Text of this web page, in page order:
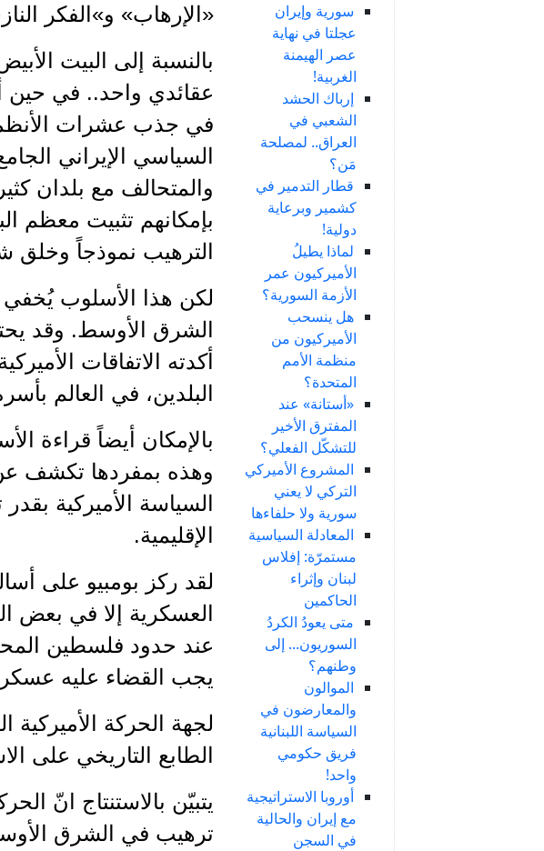
سورية وإيران
عجلتا في نهاية
عصر الهيمنة
الغربية!
إرباك الحشد
الشعبي في
العراق.. لمصلحة
مَن؟
قطار التدمير في
كشمير وبرعاية
دولية!
لماذا يطيلُ
الأميركيون عمر
الأزمة السورية؟
هل ينسحب
الأميركيون من
منظمة الأمم
المتحدة؟
«أستانة» عند
المفترق الأخير
للتشكّل الفعلي؟
المشروع الأميركي
التركي لا يعني
سورية ولا حلفاءها
المعادلة السياسية
مستمرّة: إفلاس
لبنان وإثراء
الحاكمين
متى يعودُ الكردُ
السوريون... إلى
وطنهم؟
الموالون
والمعارضون في
السياسة اللبنانية
فريق حكومي
واحد!
أوروبا الاستراتيجية
مع إيران والحالية
في السجن
«الإرهاب» و»الفكر
بالنسبة إلى البيت
عقائدي واحد.. في حين
في جذب عشرات
السياسي الإيراني
والمتحالف مع بلدان
بإمكانهم تثبيت معظم
الترهيب نموذجاً وخلق
لكن هذا الأسلوب يُخفي
الشرق الأوسط. وقد
أكدته الاتفاقات
البلدين، في العالم
بالإمكان أيضاً قراءة
وهذه بمفردها تكشف
السياسة الأميركية
الإقليمية.
لقد ركز بومبيو على
العسكرية إلا في بعض
عند حدود فلسطين
يجب القضاء عليه
لجهة الحركة
الطابع التاريخي على
يتبيّن بالاستنتاج انّ
ترهيب في الشرق